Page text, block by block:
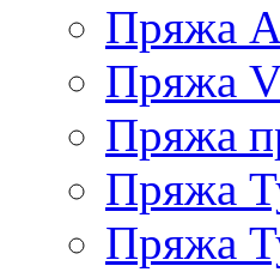
Пряжа
Пряжа
Пряжа
Пряжа
Пряжа